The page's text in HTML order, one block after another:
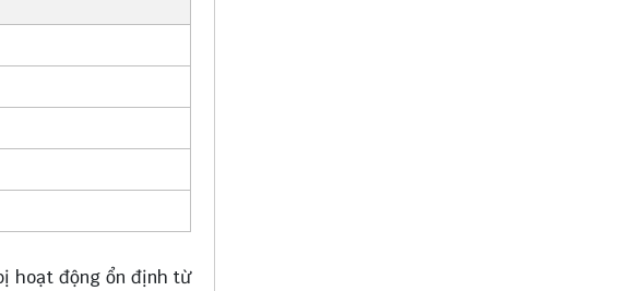
hoạt động ổn định từ